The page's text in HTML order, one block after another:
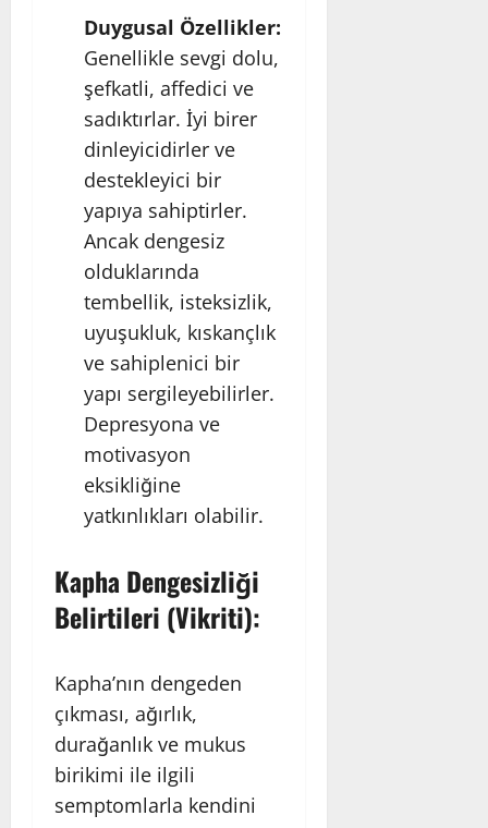
Duygusal Özellikler:
Genellikle sevgi dolu,
şefkatli, affedici ve
sadıktırlar. İyi birer
dinleyicidirler ve
destekleyici bir
yapıya sahiptirler.
Ancak dengesiz
olduklarında
tembellik, isteksizlik,
uyuşukluk, kıskançlık
ve sahiplenici bir
yapı sergileyebilirler.
Depresyona ve
motivasyon
eksikliğine
yatkınlıkları olabilir.
Kapha Dengesizliği
Belirtileri (Vikriti):
Kapha’nın dengeden
çıkması, ağırlık,
durağanlık ve mukus
birikimi ile ilgili
semptomlarla kendini